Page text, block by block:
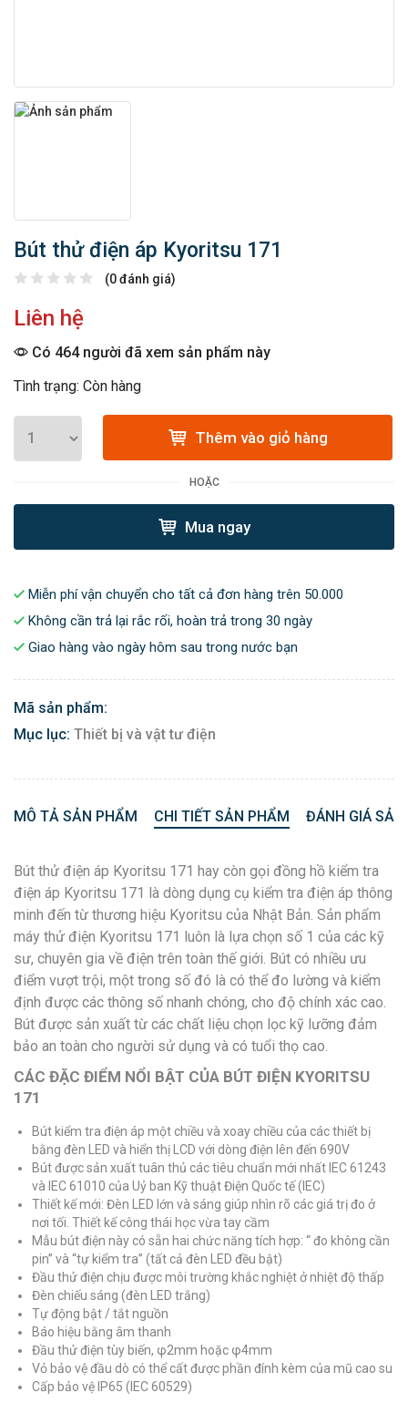
Bút thử điện áp Kyoritsu 171
(0 đánh giá)
Liên hệ
Có 464 người đã xem sản phẩm này
Tình trạng: Còn hàng
Thêm vào giỏ hàng
HOẶC
Mua ngay
Miễn phí vận chuyển cho tất cả đơn hàng trên 50.000
Không cần trả lại rắc rối, hoàn trả trong 30 ngày
Giao hàng vào ngày hôm sau trong nước bạn
Mã sản phẩm:
Mục lục: Thiết bị và vật tư điện
MÔ TẢ SẢN PHẨM CHI TIẾT SẢN PHẨM ĐÁNH GIÁ
Bút thử điện áp Kyoritsu 171 hay còn gọi đồng hồ kiểm tra
điện áp Kyoritsu 171 là dòng dụng cụ kiểm tra điện áp thông
minh đến từ thương hiệu Kyoritsu của Nhật Bản. Sản phẩm
máy thử điện Kyoritsu 171 luôn là lựa chọn số 1 của các kỹ
sư, chuyên gia về điện trên toàn thế giới. Bút có nhiều ưu
điểm vượt trội, một trong số đó là có thể đo lường và kiểm
định được các thông số nhanh chóng, cho độ chính xác cao.
Bút được sản xuất từ các chất liệu chọn lọc kỹ lưỡng đảm
bảo an toàn cho người sử dụng và có tuổi thọ cao.
CÁC ĐẶC ĐIỂM NỔI BẬT CỦA BÚT ĐIỆN KYORITSU
171
Bút kiểm tra điện áp một chiều và xoay chiều của các thiết bị
bằng đèn LED và hiển thị LCD với dòng điện lên đến 690V
Bút được sản xuất tuân thủ các tiêu chuẩn mới nhất IEC 61243
và IEC 61010 của Uỷ ban Kỹ thuật Điện Quốc tế (IEC)
Thiết kế mới: Đèn LED lớn và sáng giúp nhìn rõ các giá trị đo ở
nơi tối. Thiết kế công thái học vừa tay cầm
Mẫu bút điện này có sẵn hai chức năng tích hợp: “ đo không cần
pin” và “tự kiểm tra” (tất cả đèn LED đều bật)
Đầu thử điện chịu được môi trường khắc nghiệt ở nhiệt độ thấp
Đèn chiếu sáng (đèn LED trắng)
Tự động bật / tắt nguồn
Báo hiệu bằng âm thanh
Đầu thử điện tùy biến, φ2mm hoặc φ4mm
Vỏ bảo vệ đầu dò có thể cất được phần đính kèm của mũ cao su
Cấp bảo vệ IP65 (IEC 60529)